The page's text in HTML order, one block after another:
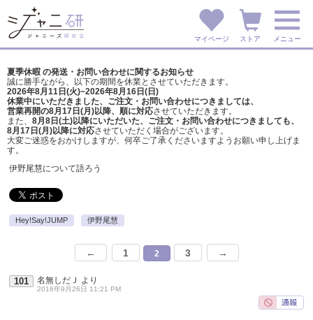
マイページ ストア メニュー
夏季休暇 の発送・お問い合わせに関するお知らせ
誠に勝手ながら、以下の期間を休業とさせていただきます。
2026年8月11日(火)~2026年8月16日(日)
休業中にいただきました、ご注文・お問い合わせにつきましては、
営業再開の8月17日(月)以降、順に対応させていただきます。
また、 8月8日(土)以降にいただいた、ご注文・ お問い合わせにつきましても、
8月17日(月)以降に対応させていただく場合がございます。
大変ご迷惑をおかけしますが、 何卒ご了承くださいますようお願い申し上げま
す。
伊野尾慧について語ろう
Hey!Say!JUMP 伊野尾慧
← 1 2 3 →
101 名無しだＪ より
2016年9月26日 11:21 PM